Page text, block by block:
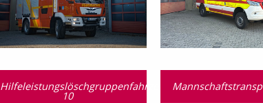
Hilfeleistungslöschgruppenfahrzeug
10